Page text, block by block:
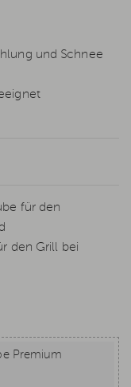
und Schnee
für den
den Grill bei
Premium